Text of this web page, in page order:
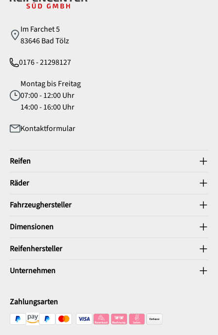
Im Farchet 5
83646 Bad Tölz
0176 - 21298127
Montag bis Freitag
07:00 - 12:00 Uhr
14:00 - 16:00 Uhr
Kontaktformular
Reifen
Räder
Fahrzeughersteller
Dimensionen
Reifenhersteller
Unternehmen
Zahlungsarten